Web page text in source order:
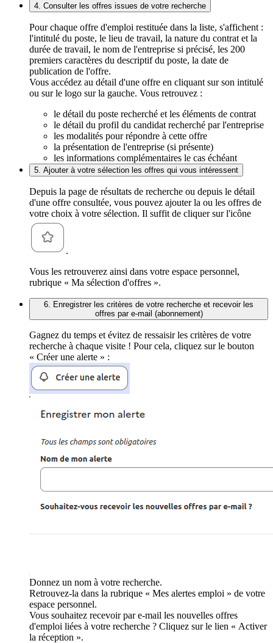
4. Consulter les offres issues de votre recherche
Pour chaque offre d'emploi restituée dans la liste, s'affichent :
l'intitulé du poste, le lieu de travail, la nature du contrat et la
durée de travail, le nom de l'entreprise si précisé, les 200
premiers caractères du descriptif du poste, la date de
publication de l'offre.
Vous accédez au détail d'une offre en cliquant sur son intitulé
ou sur le logo sur la gauche. Vous retrouvez :
le détail du poste recherché et les éléments de contrat
le détail du profil du candidat recherché par l'entreprise
les modalités pour répondre à cette offre
la présentation de l'entreprise (si présente)
les informations complémentaires le cas échéant
5. Ajouter à votre sélection les offres qui vous intéressent
Depuis la page de résultats de recherche ou depuis le détail
d'une offre consultée, vous pouvez ajouter la ou les offres de
votre choix à votre sélection. Il suffit de cliquer sur l'icône
.
Vous les retrouverez ainsi dans votre espace personnel,
rubrique « Ma sélection d'offres ».
6. Enregistrer les critères de votre recherche et recevoir les
offres par e-mail (abonnement)
Gagnez du temps et évitez de ressaisir les critères de votre
recherche à chaque visite ! Pour cela, cliquez sur le bouton
« Créer une alerte » :
Donnez un nom à votre recherche.
Retrouvez-la dans la rubrique « Mes alertes emploi » de votre
espace personnel.
Vous souhaitez recevoir par e-mail les nouvelles offres
d'emploi liées à votre recherche ? Cliquez sur le lien « Activer
la réception ».